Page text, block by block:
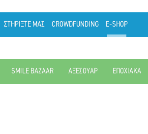
ΣΤΗΡΙΞΤΕ ΜΑΣ CROWDFUNDING E-SHOP
SMILE BAZAAR ΑΞΕΣΟΥΑΡ ΕΠΟΧΙΑΚΑ